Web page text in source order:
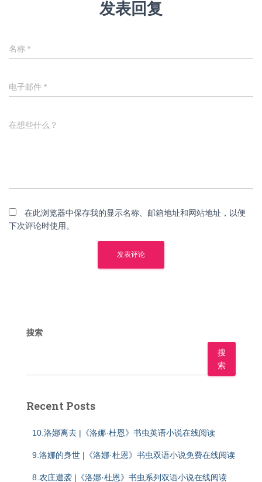
发表回复
名称 *
电子邮件 *
在想些什么？
在此浏览器中保存我的显示名称、邮箱地址和网站地址，以便
下次评论时使用。
搜索
搜
索
Recent Posts
10.洛娜离去 |《洛娜·杜恩》书虫英语小说在线阅读
9.洛娜的身世 |《洛娜·杜恩》书虫双语小说免费在线阅读
8.农庄遭袭 |《洛娜·杜恩》书虫系列双语小说在线阅读